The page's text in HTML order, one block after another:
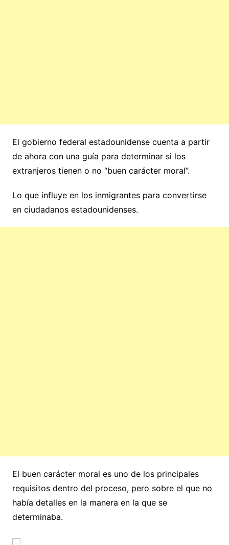
El gobierno federal estadounidense cuenta a partir
de ahora con una guía para determinar si los
extranjeros tienen o no “buen carácter moral”.
Lo que influye en los inmigrantes para convertirse
en ciudadanos estadounidenses.
El buen carácter moral es uno de los principales
requisitos dentro del proceso, pero sobre el que no
había detalles en la manera en la que se
determinaba.